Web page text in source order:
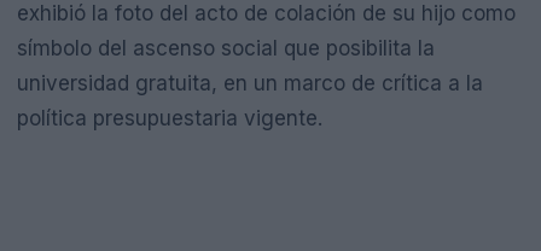
exhibió la foto del acto de colación de su hijo como
símbolo del ascenso social que posibilita la
universidad gratuita, en un marco de crítica a la
política presupuestaria vigente.